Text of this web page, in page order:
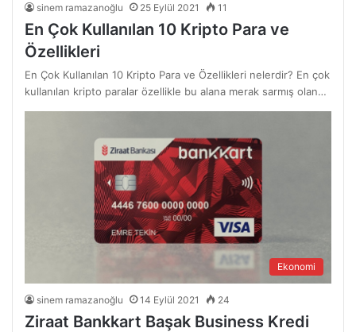
sinem ramazanoğlu 25 Eylül 2021 11
En Çok Kullanılan 10 Kripto Para ve
Özellikleri
En Çok Kullanılan 10 Kripto Para ve Özellikleri nelerdir? En çok
kullanılan kripto paralar özellikle bu alana merak sarmış olan…
Ekonomi
sinem ramazanoğlu 14 Eylül 2021 24
Ziraat Bankkart Başak Business Kredi